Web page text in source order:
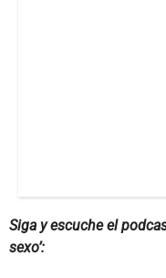
Siga y escuche el
sexo’: